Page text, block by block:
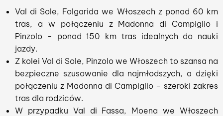
Val di Sole, Folgarida we Włoszech z ponad 60 km
tras, a w połączeniu z Madonna di Campiglio i
Pinzolo - ponad 150 km tras idealnych do nauki
jazdy.
Z kolei Val di Sole, Pinzolo we Włoszech to szansa na
bezpieczne szusowanie dla najmłodszych, a dzięki
połączeniu z Madonna di Campiglio – szeroki zakres
tras dla rodziców.
W przypadku Val di Fassa, Moena we Włoszech